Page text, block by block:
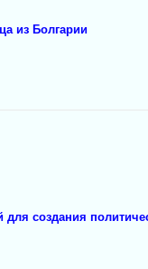
из Болгарии
создания